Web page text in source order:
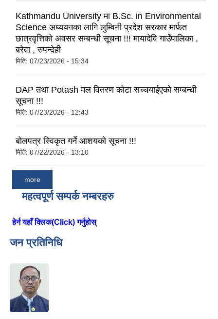
Kathmandu University मा B.Sc. in Environmental
Science अध्ययनका लागि लुम्विनी प्रदेश सरकार मार्फत
छात्रवृत्तिको अवसर सम्बन्धी सूचना !!! मायादेवि गाउँपालिका ,
बरेवा , रुपन्देही
मिति: 07/23/2026 - 15:34
DAP तथा Potash मल वितरण कोटा सच्चयाईएको सम्बन्धी
सूचना !!!
मिति: 07/23/2026 - 12:43
बोलपत्र स्विकृत गर्ने आशयको सूचना !!!
मिति: 07/22/2026 - 13:10
more
महत्वपूर्ण सम्पर्क नम्बरहरु
हेर्न यहाँ क्लिक(Click) गर्नुहोस्
जन प्रतिनिधि